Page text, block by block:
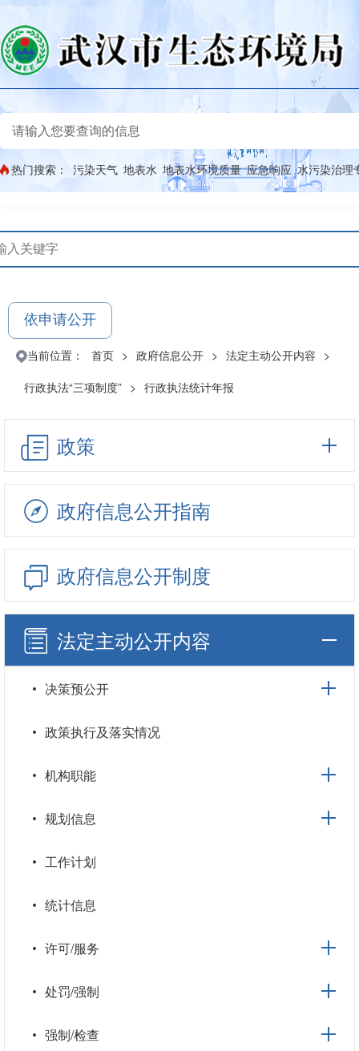
热门搜索： 污染天气 地表水 地表水环境质量 应急响应 水污染治理
依申请公开
当前位置： 首页 > 政府信息公开 > 法定主动公开内容 >
行政执法“三项制度” > 行政执法统计年报
政策
政府信息公开指南
政府信息公开制度
法定主动公开内容
决策预公开
政策执行及落实情况
机构职能
规划信息
工作计划
统计信息
许可/服务
处罚/强制
强制/检查